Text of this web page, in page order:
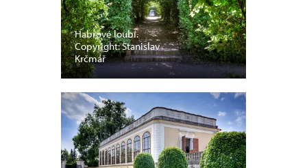
Habrové loubí.
Copyright: Stanislav
Krčmář